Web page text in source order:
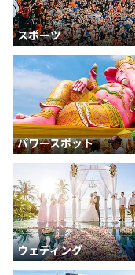
スポーツ
パワースポット
ウェディング